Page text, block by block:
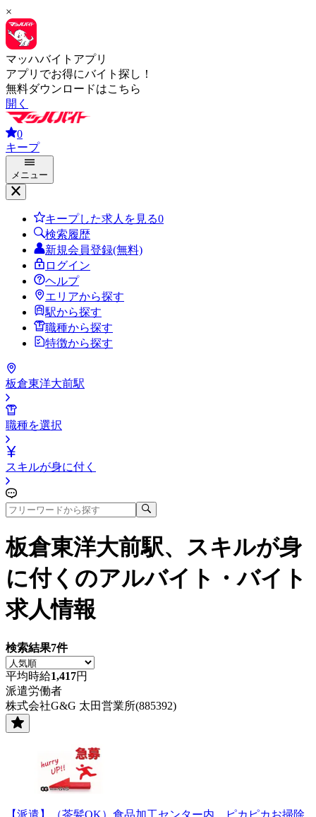
×
マッハバイトアプリ
アプリでお得にバイト探し！
無料ダウンロードはこちら
開く
0
キープ
メニュー
キープした求人を見る0
検索履歴
新規会員登録(無料)
ログイン
ヘルプ
エリアから探す
駅から探す
職種から探す
特徴から探す
板倉東洋大前駅
職種を選択
スキルが身に付く
板倉東洋大前駅、スキルが身
に付く のアルバイト・バイト
求人情報
検索結果7件
平均時給1,417円
派遣労働者
株式会社G&G 太田営業所(885392)
【派遣】（茶髪OK）食品加工センター内 ピカピカお掃除